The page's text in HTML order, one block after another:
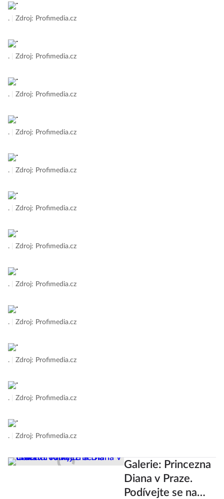
. Zdroj: Profimedia.cz
. Zdroj: Profimedia.cz
. Zdroj: Profimedia.cz
. Zdroj: Profimedia.cz
. Zdroj: Profimedia.cz
. Zdroj: Profimedia.cz
. Zdroj: Profimedia.cz
. Zdroj: Profimedia.cz
. Zdroj: Profimedia.cz
. Zdroj: Profimedia.cz
. Zdroj: Profimedia.cz
. Zdroj: Profimedia.cz
Galerie: Princezna
Diana v Praze.
Podívejte se na